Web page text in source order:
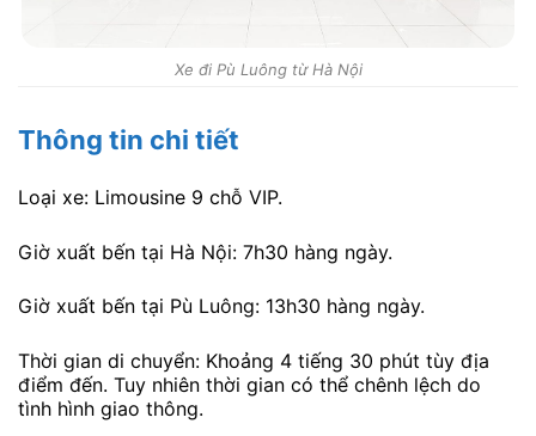
Xe đi Pù Luông từ Hà Nội
Thông tin chi tiết
Loại xe: Limousine 9 chỗ VIP.
Giờ xuất bến tại Hà Nội: 7h30 hàng ngày.
Giờ xuất bến tại Pù Luông: 13h30 hàng ngày.
Thời gian di chuyển: Khoảng 4 tiếng 30 phút tùy địa
điểm đến. Tuy nhiên thời gian có thể chênh lệch do
tình hình giao thông.